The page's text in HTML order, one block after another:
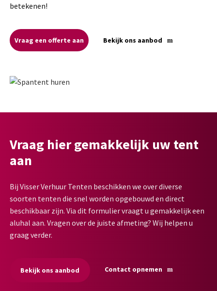
betekenen!
Vraag een offerte aan Bekijk ons aanbod
Vraag hier gemakkelijk uw tent
aan
Bij Visser Verhuur Tenten beschikken we over diverse
soorten tenten die snel worden opgebouwd en direct
beschikbaar zijn. Via dit formulier vraagt u gemakkelijk een
aluhal aan. Vragen over de juiste afmeting? Wij helpen u
graag verder.
Bekijk ons aanbod Contact opnemen